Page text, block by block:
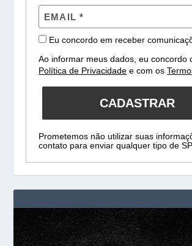
Eu concordo em receber
Ao informar meus dados, eu concordo
Política de Privacidade e com os
CADASTRAR
Prometemos não utilizar suas
contato para enviar qualquer tipo de